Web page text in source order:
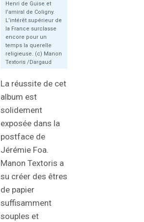
Henri de Guise et
l’amiral de Coligny.
L’intérêt supérieur de
la France surclasse
encore pour un
temps la querelle
religieuse. (c) Manon
Textoris /Dargaud
La réussite de cet
album est
solidement
exposée dans la
postface de
Jérémie Foa.
Manon Textoris a
su créer des êtres
de papier
suffisamment
souples et